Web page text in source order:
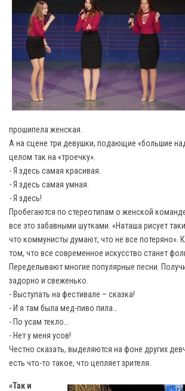
прошипела женская.
А на сцене три девушки, подающие «большие
целом так на «троечку».
- Я здесь самая красивая.
- Я здесь самая умная.
- Я здесь!
Пробегаются по стереотипам о женской
все это забавными шутками. «Наташа рисует
что коммунисты думают, что не все потеряно».
том, что все современное искусство станет
Переделывают многие популярные песни.
задорно и свеженько.
- Выступать на фестивале – сказка!
- И я там была мед-пиво пила…
- По усам текло…
- Нет у меня усов!
Честно сказать, выделяются на фоне других
есть что-то такое, что цепляет зрителя.
«Так и